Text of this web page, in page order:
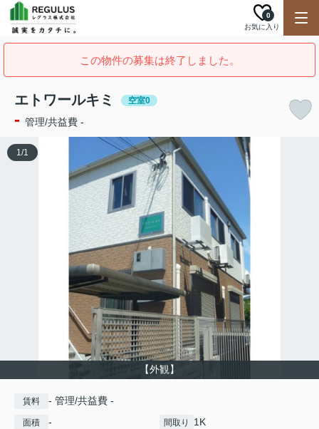
お気に入り
0
この物件の募集は終了しました。
エトワールキミ 空室0
- 管理/共益費 -
【外観】
1/1
賃料 - 管理/共益費 -
面積 - 間取り 1K